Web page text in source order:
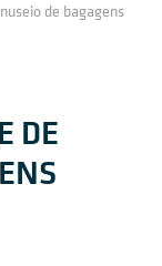
de bagagens
DE